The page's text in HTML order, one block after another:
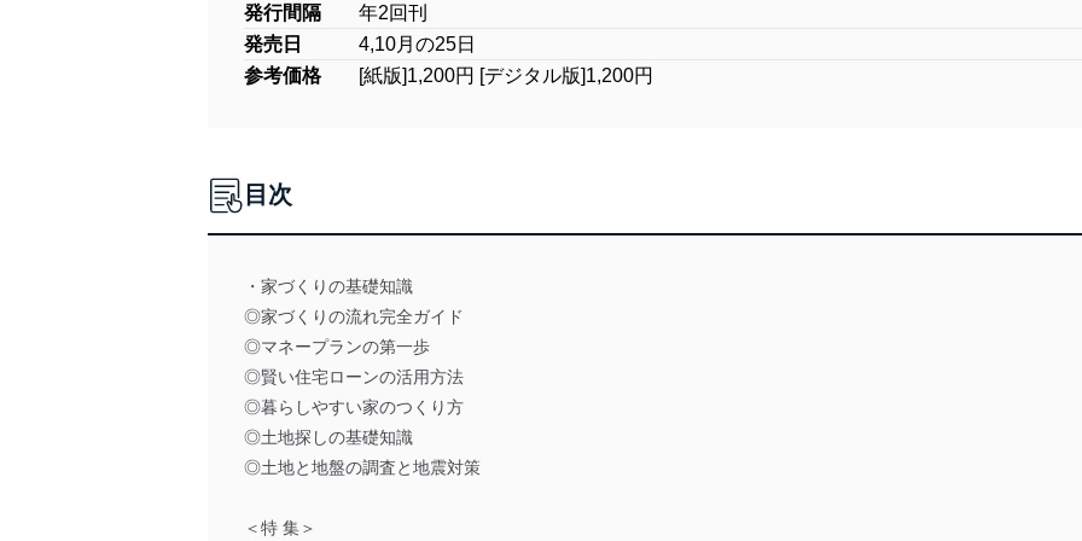
発行間隔
年2回刊
発売日
4,10月の25日
参考価格
[紙版]1,200円 [デジタル版]1,200円
目次
・家づくりの基礎知識
◎家づくりの流れ完全ガイド
◎マネープランの第一歩
◎賢い住宅ローンの活用方法
◎暮らしやすい家のつくり方
◎土地探しの基礎知識
◎土地と地盤の調査と地震対策
＜特 集＞